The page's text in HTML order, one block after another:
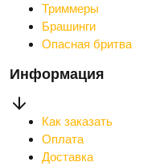
Триммеры
Брашинги
Опасная бритва
Информация
Как заказать
Оплата
Доставка